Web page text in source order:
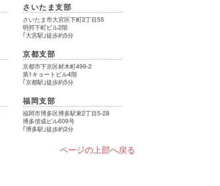
さいたま支部
さいたま市大宮区下町2丁目55
明邦下町ビル2階
｢大宮駅｣徒歩約5分
京都支部
京都市下京区材木町499-2
第1キョートビル4階
｢京都駅｣徒歩約5分
福岡支部
福岡市博多区博多駅東2丁目5-28
博多偕成ビル609号
｢博多駅｣徒歩約2分
ページの上部へ戻る